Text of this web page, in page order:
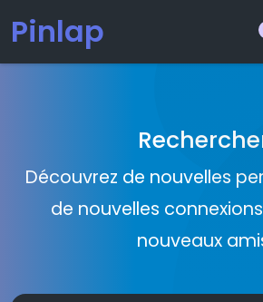
Pinlap
Découvrez de nouvelles
de nouvelles
nouveaux